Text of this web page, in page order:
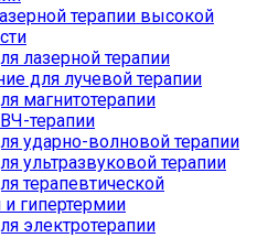
терапии высокой
лазерной терапии
для лучевой терапии
магнитотерапии
терапии
ударно-волновой терапии
ультразвуковой терапии
терапевтической
и гипертермии
электротерапии